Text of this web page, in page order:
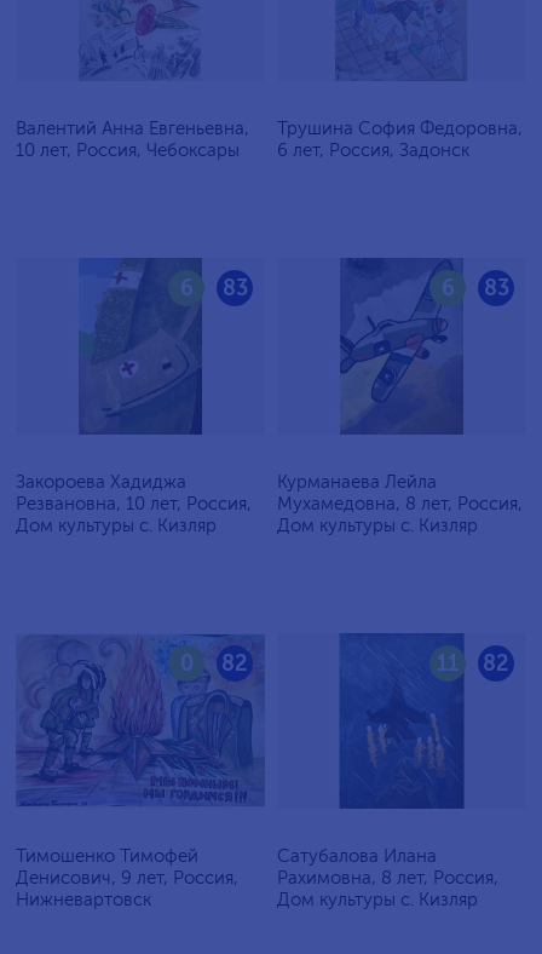
Валентий Анна Евгеньевна,
10 лет, Россия, Чебоксары
Трушина София Федоровна,
6 лет, Россия, Задонск
83
6
Закороева Хадиджа
Резвановна, 10 лет, Россия,
Дом культуры с. Кизляр
83
6
Курманаева Лейла
Мухамедовна, 8 лет, Россия,
Дом культуры с. Кизляр
82
0
Тимошенко Тимофей
Денисович, 9 лет, Россия,
Нижневартовск
82
11
Сатубалова Илана
Рахимовна, 8 лет, Россия,
Дом культуры с. Кизляр